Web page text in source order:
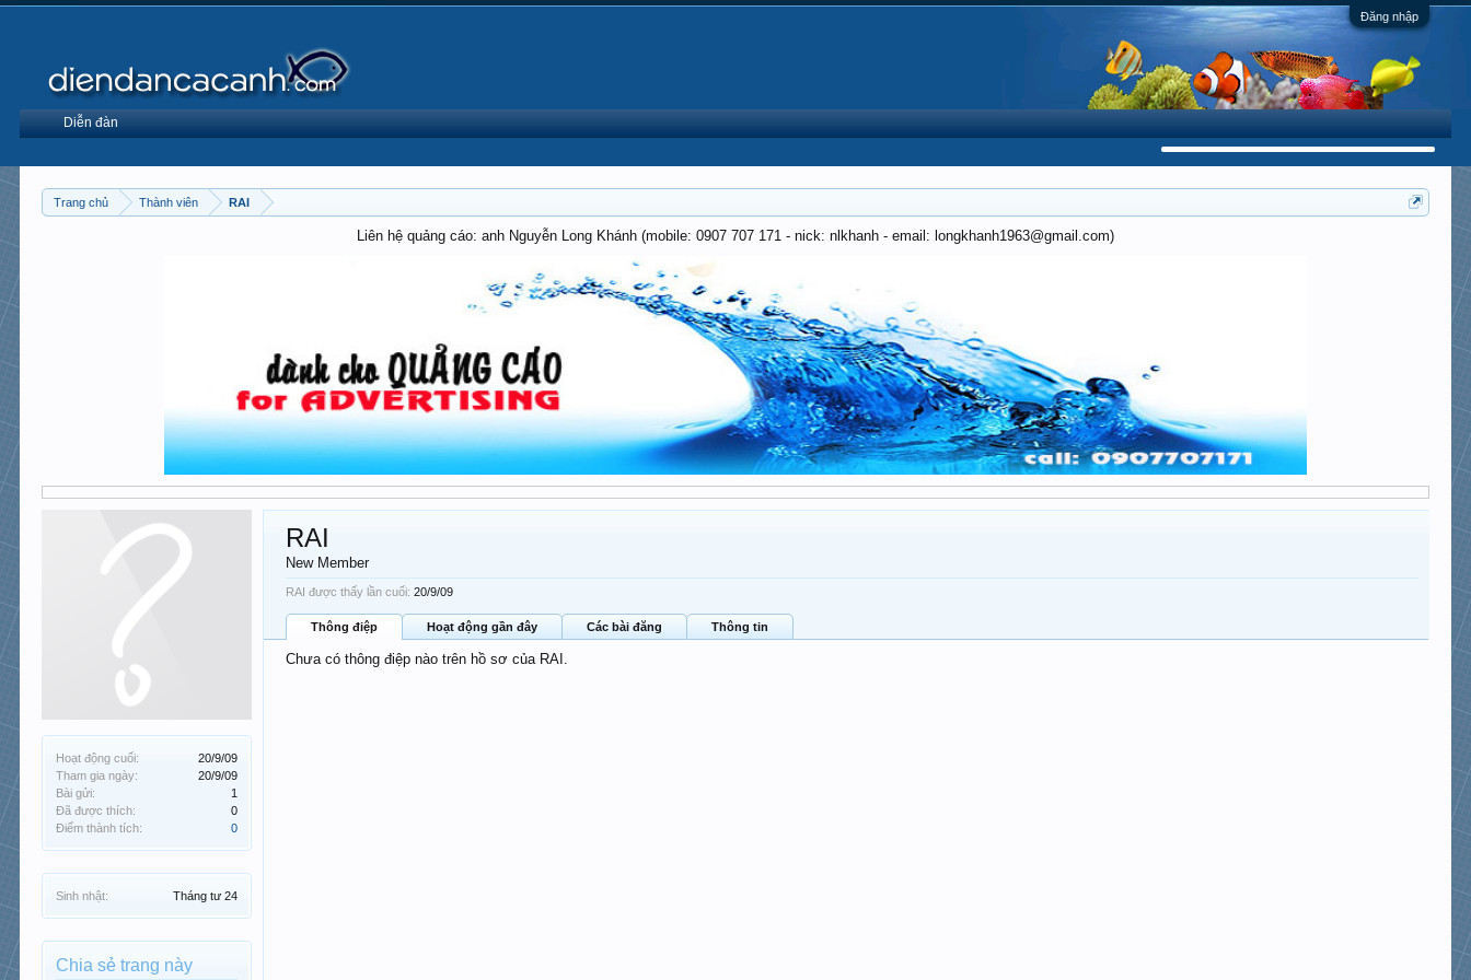
Đăng nhập
Trang chủ Thành viên RAI
Liên hệ quảng cáo: anh Nguyễn Long Khánh (mobile: 0907 707 171 - nick: nlkhanh - email: longkhanh1963@gmail.com)
Hoạt động cuối:
20/9/09
Tham gia ngày:
20/9/09
Bài gửi:
1
Đã được thích:
0
Điểm thành tích:
0
Sinh nhật: Tháng tư 24
Chia sẻ trang này
RAI
New Member
RAI được thấy lần cuối: 20/9/09
Thông điệp Hoạt động gần đây Các bài đăng Thông tin
Chưa có thông điệp nào trên hồ sơ của RAI.
Diễn đàn